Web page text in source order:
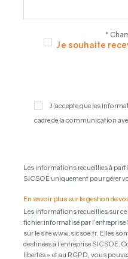
Je souhaite
J’accepte que les
cadre de la communication
Les informations recueillies à
SICSOE uniquement pour gérer
En savoir plus sur la gestion de
Les informations recueillies sur
fichier informatisé par
sur le site www.sicsoe.fr. Elles
destinées à l’entreprise SICSOE.
libertés » et au RGPD, vous